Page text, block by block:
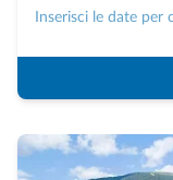
Inserisci le date per